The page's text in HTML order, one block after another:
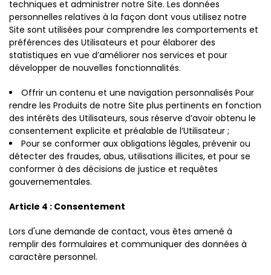
techniques et administrer notre Site. Les données
personnelles relatives à la façon dont vous utilisez notre
Site sont utilisées pour comprendre les comportements et
préférences des Utilisateurs et pour élaborer des
statistiques en vue d’améliorer nos services et pour
développer de nouvelles fonctionnalités.
Offrir un contenu et une navigation personnalisés Pour
rendre les Produits de notre Site plus pertinents en fonction
des intérêts des Utilisateurs, sous réserve d’avoir obtenu le
consentement explicite et préalable de l’Utilisateur ;
Pour se conformer aux obligations légales, prévenir ou
détecter des fraudes, abus, utilisations illicites, et pour se
conformer à des décisions de justice et requêtes
gouvernementales.
Article 4 : Consentement
Lors d'une demande de contact, vous êtes amené à
remplir des formulaires et communiquer des données à
caractère personnel.